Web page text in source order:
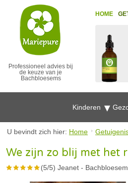
Professioneel advies bij
de keuze van je
Bachbloesems
HOME
Kinderen
U bevindt zich hier: Home
We zijn zo blij met het
(5/5) Jeanet -